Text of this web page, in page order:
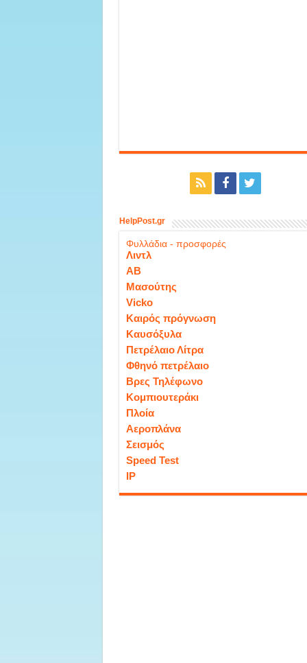
HelpPost.gr
Φυλλάδια - προσφορές
Λιντλ
ΑΒ
Μασούτης
Vicko
Καιρός πρόγνωση
Καυσόξυλα
Πετρέλαιο Λίτρα
Φθηνό πετρέλαιο
Βρες Τηλέφωνο
Κομπιουτεράκι
Πλοία
Αεροπλάνα
Σεισμός
Speed Test
IP